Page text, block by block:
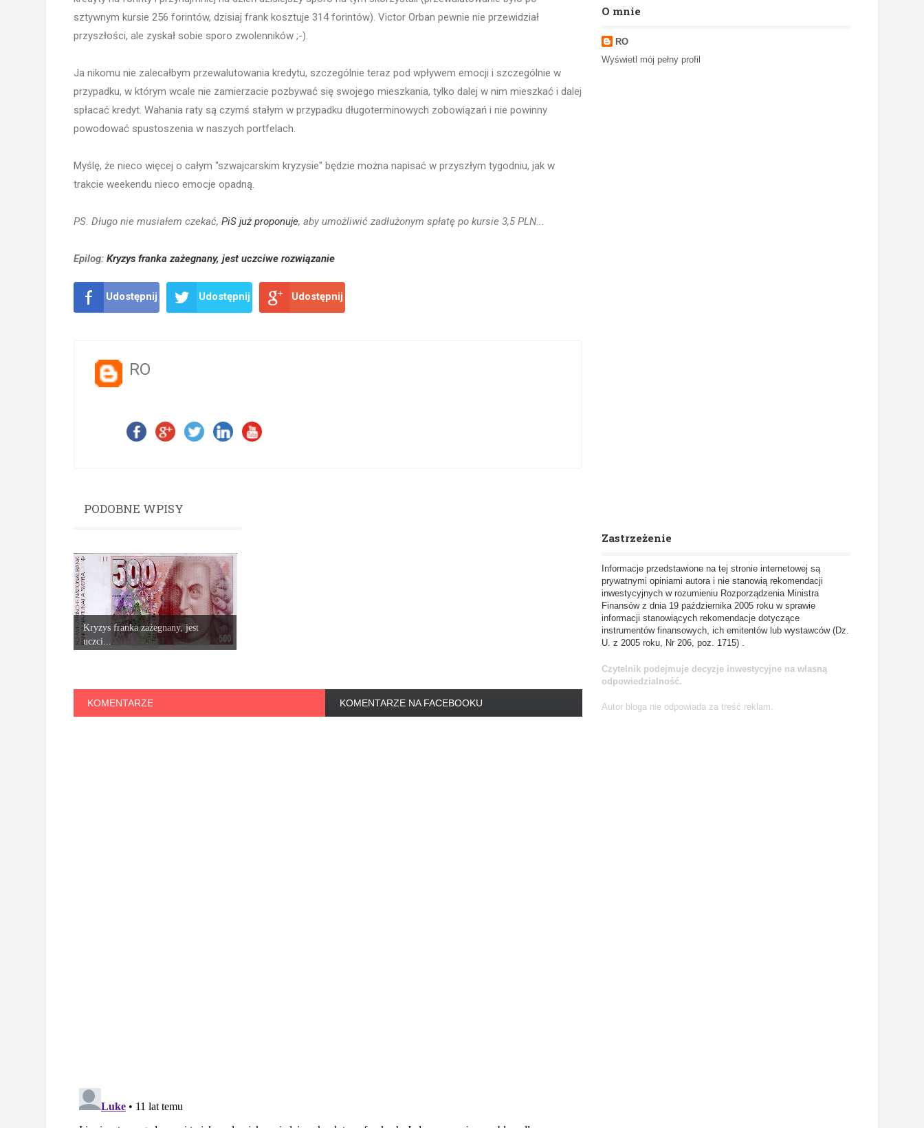
sztywnym kursie 256 forintów, dzisiaj frank kosztuje 314 forintów). Victor Orban pewnie nie przewidział
przyszłości, ale zyskał sobie sporo zwolenników ;-).
Ja nikomu nie zalecałbym przewalutowania kredytu, szczególnie teraz pod wpływem emocji i szczególnie w
przypadku, w którym wcale nie zamierzacie pozbywać się swojego mieszkania, tylko dalej w nim mieszkać i dalej
spłacać kredyt. Wahania raty są czymś stałym w przypadku długoterminowych zobowiązań i nie powinny
powodować spustoszenia w naszych portfelach.
Myślę, że nieco więcej o całym "szwajcarskim kryzysie" będzie można napisać w przyszłym tygodniu, jak w
trakcie weekendu nieco emocje opadną.
PS. Długo nie musiałem czekać, PiS już proponuje, aby umożliwić zadłużonym spłatę po kursie 3,5 PLN...
Epilog: Kryzys franka zażegnany, jest uczciwe rozwiązanie
Udostępnij Udostępnij Udostępnij
RO
PODOBNE WPISY
Kryzys franka zażegnany, jest
uczci...
KOMENTARZE KOMENTARZE NA FACEBOOKU
O mnie
RO
Wyświetl mój pełny profil
Zastrzeżenie
Informacje przedstawione na tej stronie internetowej są
prywatnymi opiniami autora i nie stanowią rekomendacji
inwestycyjnych w rozumieniu Rozporządzenia Ministra
Finansów z dnia 19 października 2005 roku w sprawie
informacji stanowiących rekomendacje dotyczące
instrumentów finansowych, ich emitentów lub wystawców (Dz.
U. z 2005 roku, Nr 206, poz. 1715) .
Czytelnik podejmuje decyzje inwestycyjne na własną
odpowiedzialność.
Autor bloga nie odpowiada za treść reklam.